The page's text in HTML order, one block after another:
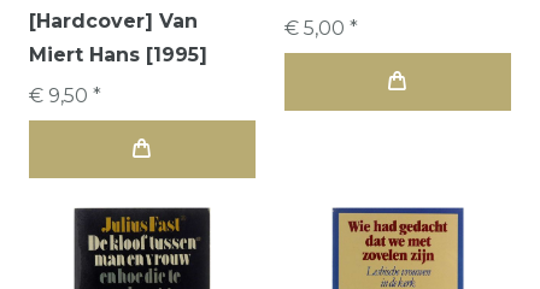
[Hardcover] Van
Miert Hans [1995]
€ 9,50 *
€ 5,00 *